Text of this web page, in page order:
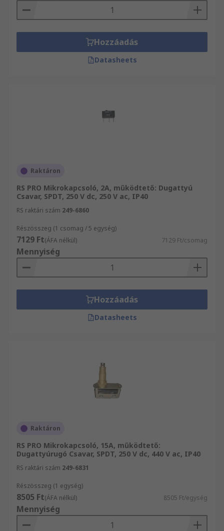
Hozzáadás
Datasheets
Raktáron
RS PRO Mikrokapcsoló, 2A, működtető: Dugattyú
Csavar, SPDT, 250 V dc, 250 V ac, IP40
RS raktári szám 249-6860
Részösszeg (1 csomag / 5 egység)
7129 Ft(ÁFA nélkül) 7129 Ft/csomag
Mennyiség
Hozzáadás
Datasheets
Raktáron
RS PRO Mikrokapcsoló, 15A, működtető:
Dugattyúrugó Csavar, SPDT, 250 V dc, 440 V ac, IP40
RS raktári szám 249-6831
Részösszeg (1 egység)
8505 Ft(ÁFA nélkül) 8505 Ft/egység
Mennyiség